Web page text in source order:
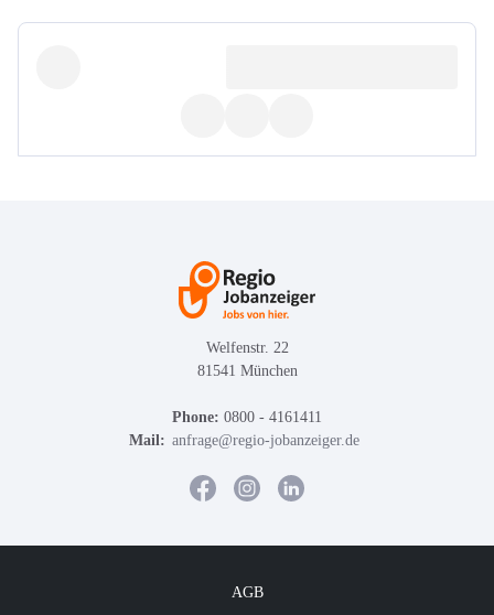
Welfenstr. 22
81541 München
Phone: 0800 - 4161411
Mail: anfrage@regio-jobanzeiger.de
AGB